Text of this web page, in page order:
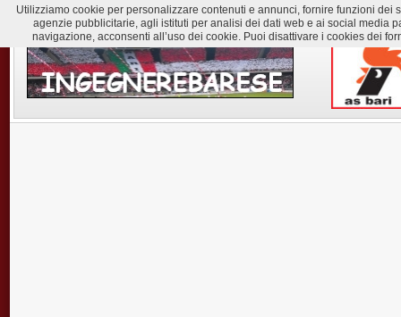
Utilizziamo cookie per personalizzare contenuti e annunci, fornire funzioni
agenzie pubblicitarie, agli istituti per analisi dei dati web e ai social media
navigazione, acconsenti all’uso dei cookie. Puoi disattivare i cookies dei